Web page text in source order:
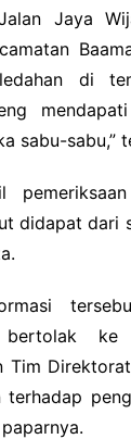
Jaya
di
sabu-sabu,”
didapat dari
bertolak
Tim
terhadap